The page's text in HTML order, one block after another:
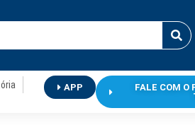
APP
FALE COM O